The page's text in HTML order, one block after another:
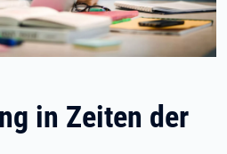
in Zeiten der